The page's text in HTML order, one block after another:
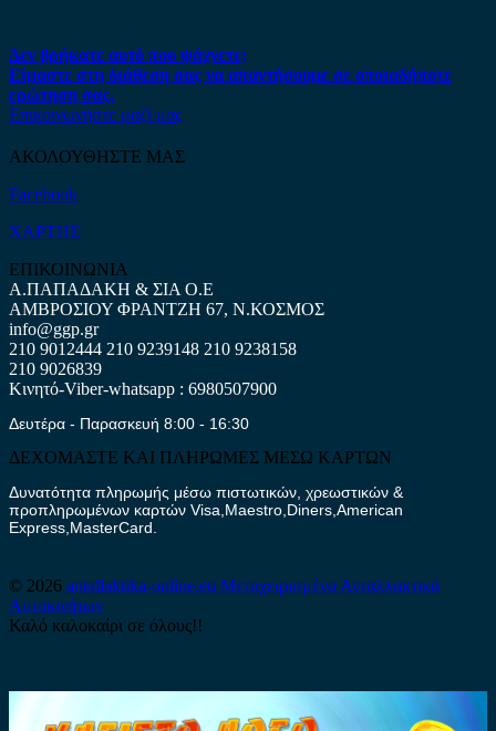
Δεν βρήκατε αυτό που ψάχνετε;
Είμαστε στη διάθεση σας να απαντήσουμε σε οποιαδήποτε
ερώτηση σας.
Επικοινωνήστε μαζί μας
ΑΚΟΛΟΥΘΗΣΤΕ ΜΑΣ
Facebook
ΧΑΡΤΗΣ
ΕΠΙΚΟΙΝΩΝΙΑ
Α.ΠΑΠΑΔΑΚΗ & ΣΙΑ Ο.Ε
ΑΜΒΡΟΣΙΟΥ ΦΡΑΝΤΖΗ 67, Ν.ΚΟΣΜΟΣ
info@ggp.gr
210 9012444 210 9239148 210 9238158
210 9026839
Κινητό-Viber-whatsapp : 6980507900
Δευτέρα - Παρασκευή 8:00 - 16:30
ΔΕΧΟΜΑΣΤΕ ΚΑΙ ΠΛΗΡΩΜΕΣ ΜΕΣΩ ΚΑΡΤΩΝ
Δυνατότητα πληρωμής μέσω πιστωτικών, χρεωστικών &
προπληρωμένων καρτών Visa,Maestro,Diners,American
Express,MasterCard.
© 2026 antallaktika-online.eu Μεταχειρισμένα Ανταλλακτικά
Αυτοκινήτων
Καλό καλοκαίρι σε όλους!!